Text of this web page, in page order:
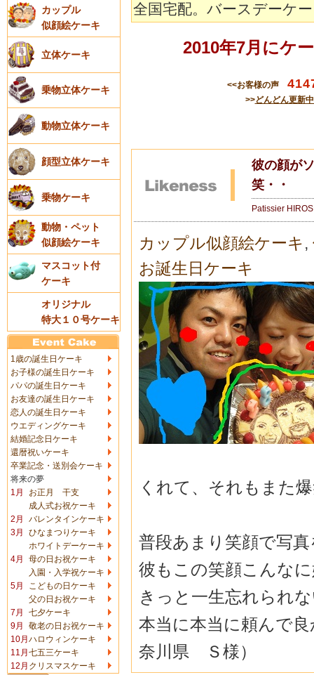
カップル
似顔絵ケーキ
立体ケーキ
乗物立体ケーキ
動物立体ケーキ
顔型立体ケーキ
乗物ケーキ
動物・ペット
似顔絵ケーキ
マスコット付
ケーキ
オリジナル
特大１０号ケーキ
1歳の誕生日ケーキ
お子様の誕生日ケーキ
パパの誕生日ケーキ
お友達の誕生日ケーキ
恋人の誕生日ケーキ
ウエディングケーキ
結婚記念日ケーキ
還暦祝いケーキ
卒業記念・送別会ケーキ
将来の夢
1月
お正月 干支
成人式お祝ケーキ
2月
バレンタインケーキ
3月
ひなまつりケーキ
ホワイトデーケーキ
4月
母の日お祝ケーキ
入園・入学祝ケーキ
5月
こどもの日ケーキ
父の日お祝ケーキ
7月
七夕ケーキ
9月
敬老の日お祝ケーキ
10月 ハロウィンケーキ
11月 七五三ケーキ
12月 クリスマスケーキ
全国宅配。バースデーケ
2010年7月にケ
<<お客様の声
>>どんどん更新
彼の顔が
笑・・
Patissier
カップル似顔絵ケーキ ,
お誕生日ケーキ
くれて、それもまた
普段あまり笑顔で写
彼もこの笑顔こんな
きっと一生忘れられ
本当に本当に頼んで
奈川県 Ｓ様）